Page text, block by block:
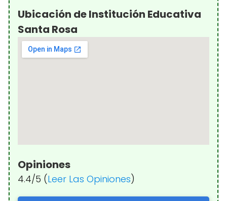
Ubicación de Institución Educativa
Santa Rosa
Opiniones
4.4/5 (Leer Las Opiniones)